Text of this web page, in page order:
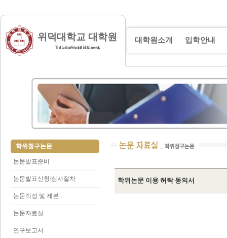
위덕대학교 대학원
The Graduate School of Uiduk University
대학원소개 입학안내
학위청구논문
논문발표준비
논문발표신청/심사절차
논문작성 및 제본
논문자료실
연구보고서
학위논문 이용 허락 동의서